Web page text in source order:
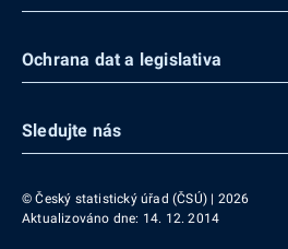
Ochrana dat a legislativa
Sledujte nás
© Český statistický úřad (ČSÚ) | 2026
Aktualizováno dne: 14. 12. 2014